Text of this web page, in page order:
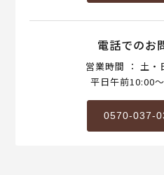
電話でのお
営業時間 ： 土・
平日午前10:00
0570-037-